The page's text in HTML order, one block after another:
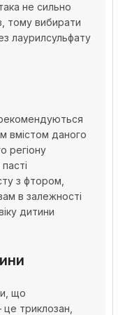
не сильно
тому вибирати
лаурилсульфату
вмістом даного
регіону
з фтором,
в залежності
дитини
що
триклозан,